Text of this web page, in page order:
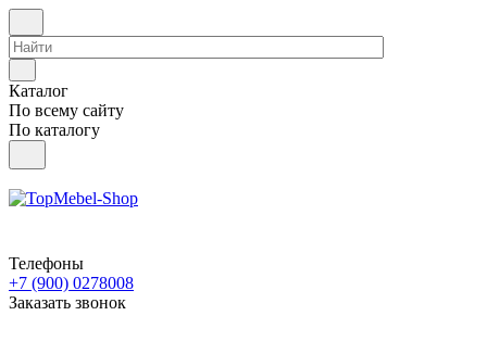
Каталог
По всему сайту
По каталогу
Телефоны
+7 (900) 0278008
Заказать звонок